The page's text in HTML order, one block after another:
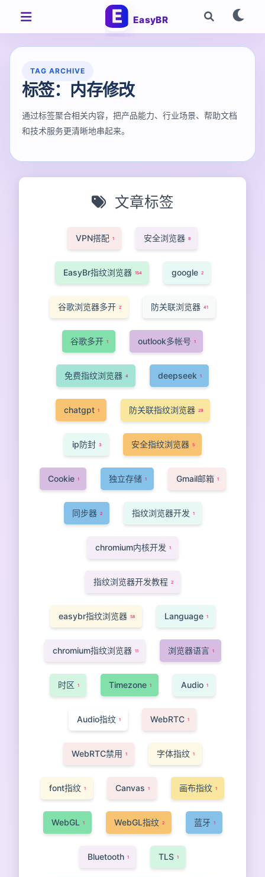
EasyBR
TAG ARCHIVE
标签：内存修改
通过标签聚合相关内容，把产品能力、行业场景、帮助文档
和技术服务更清晰地串起来。
文章标签
VPN搭配 1 安全浏览器 8
EasyBr指纹浏览器 154 google 2
谷歌浏览器多开 2 防关联浏览器 41
谷歌多开 1 outlook多帐号 1
免费指纹浏览器 4 deepseek 1
chatgpt 1 防关联指纹浏览器 29
ip防封 3 安全指纹浏览器 5
Cookie 1 独立存储 1 Gmail邮箱 1
同步器 2 指纹浏览器开发 1
chromium内核开发 1
指纹浏览器开发教程 2
easybr指纹浏览器 58 Language 1
chromium指纹浏览器 11 浏览器语言 1
时区 1 Timezone 1 Audio 1
Audio指纹 1 WebRTC 1
WebRTC禁用 1 字体指纹 1
font指纹 1 Canvas 1 画布指纹 1
WebGL 1 WebGL指纹 2 蓝牙 1
Bluetooth 1 TLS 1